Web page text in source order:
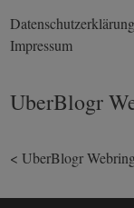
Datenschutzerklärung
Impressum
UberBlogr
< UberBlogr